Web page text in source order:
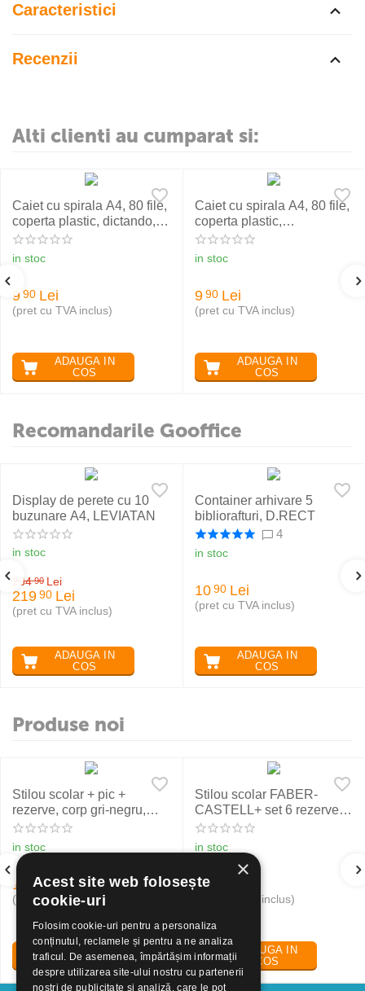
Caracteristici
Recenzii
Alti clienti au cumparat si:
Caiet cu spirala A4, 80 file,
coperta plastic, dictando,
PAPERLAND
in stoc
9 90 Lei
(pret cu TVA inclus)
ADAUGA IN
COS
Caiet cu spirala A4, 80 file,
coperta plastic,
matematica, PAPERLAND
in stoc
9 90 Lei
(pret cu TVA inclus)
ADAUGA IN
COS
Recomandarile Gooffice
Display de perete cu 10
buzunare A4, LEVIATAN
in stoc
234 90 Lei
219 90 Lei
(pret cu TVA inclus)
ADAUGA IN
COS
Container arhivare 5
bibliorafturi, D.RECT
4
in stoc
10 90 Lei
(pret cu TVA inclus)
ADAUGA IN
COS
Produse noi
Stilou scolar + pic +
rezerve, corp gri-negru,
NXT Eberhard Faber
in stoc
19 30 Lei
(pret cu TVA inclus)
ADAUGA IN
COS
Stilou scolar FABER-
CASTELL+ set 6 rezerve,
rosu
in stoc
24
(pret cu TVA inclus)
ADAUGA IN
COS
×
Acest site web folosește
cookie-uri
Folosim cookie-uri pentru a personaliza
conținutul, reclamele și pentru a ne analiza
traficul. De asemenea, împărtășim informații
despre utilizarea site-ului nostru cu partenerii
noștri de publicitate și analiză, care le pot